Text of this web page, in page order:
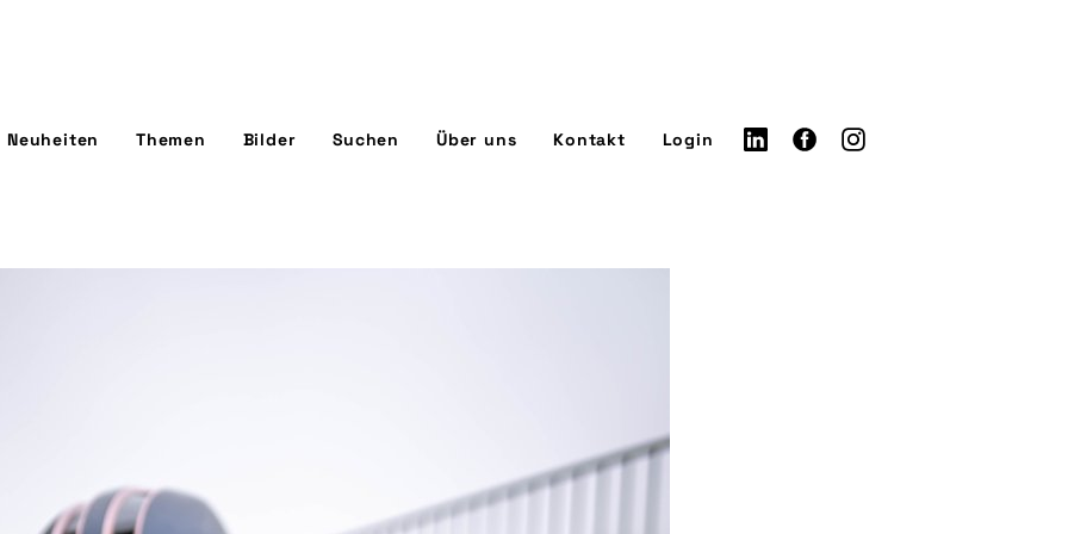
Neuheiten Themen Bilder Suchen Über uns Kontakt Login